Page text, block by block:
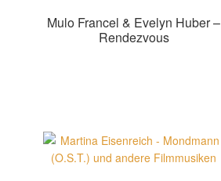
Mulo Francel & Evelyn Huber –
Rendezvous